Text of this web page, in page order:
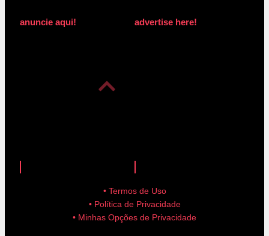
anuncie aqui! advertise here!
• Termos de Uso
• Política de Privacidade
• Minhas Opções de Privacidade